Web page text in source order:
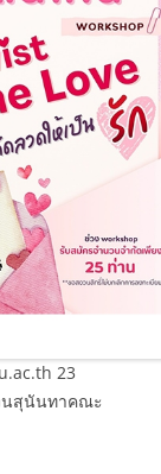
23
นสุนันทาคณะ